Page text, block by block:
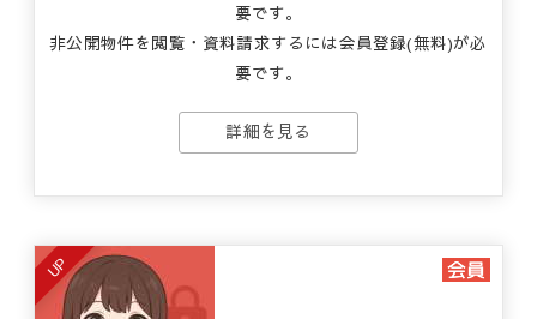
要です。
非公開物件を閲覧・資料請求するには会員登録(無料)が必
要です。
詳細を見る
UP